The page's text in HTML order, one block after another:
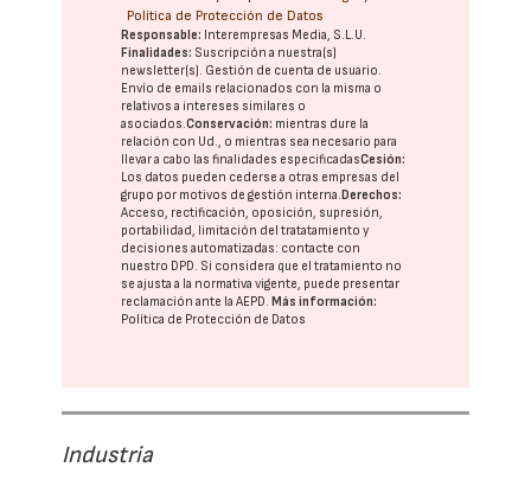
Política de Protección de Datos
Responsable: Interempresas Media, S.L.U.
Finalidades: Suscripción a nuestra(s)
newsletter(s). Gestión de cuenta de usuario.
Envío de emails relacionados con la misma o
relativos a intereses similares o
asociados.Conservación: mientras dure la
relación con Ud., o mientras sea necesario para
llevar a cabo las finalidades especificadasCesión:
Los datos pueden cederse a otras empresas del
grupo por motivos de gestión interna. Derechos:
Acceso, rectificación, oposición, supresión,
portabilidad, limitación del tratatamiento y
decisiones automatizadas: contacte con
nuestro DPD. Si considera que el tratamiento no
se ajusta a la normativa vigente, puede presentar
reclamación ante laAEPD. Más información:
Política de Protección de Datos
Industria